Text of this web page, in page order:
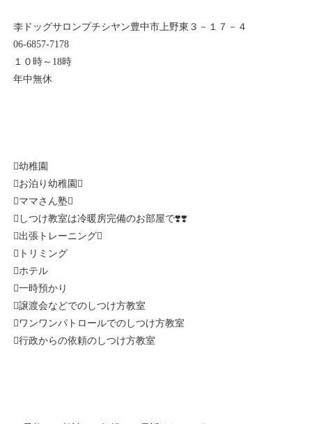
李ドッグサロンプチシヤン豊中市上野東３－１７－４
06-6857-7178
１０時～18時
年中無休
幼稚園
お泊り幼稚園
ママさん塾
しつけ教室は冷暖房完備のお部屋で❣️❣️
出張トレーニング
トリミング
ホテル
一時預かり
譲渡会などでのしつけ方教室
ワンワンパトロールでのしつけ方教室
行政からの依頼のしつけ方教室